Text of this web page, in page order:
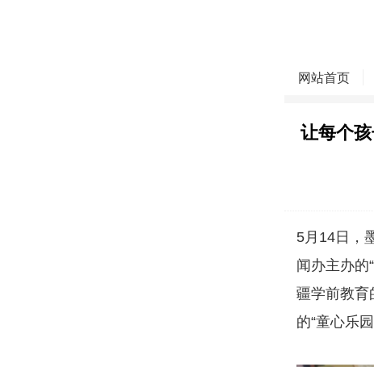
网站首页
让每个
5月14日，
闻办主办的
疆学前教育
的“童心乐